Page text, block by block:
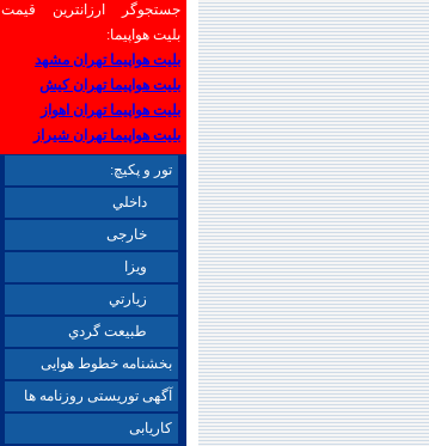
جستجوگر ارزانترین قیمت
بلیت هواپیما:
بلیت هواپیما تهران مشهد
بلیت هواپیما تهران کیش
بلیت هواپیما تهران اهواز
بلیت هواپیما تهران شیراز
تور و پکیچ:
داخلي
خارجی
ويزا
زيارتي
طبيعت گردي
بخشنامه خطوط هوایی
آگهی توریستی روزنامه ها
کاریابی